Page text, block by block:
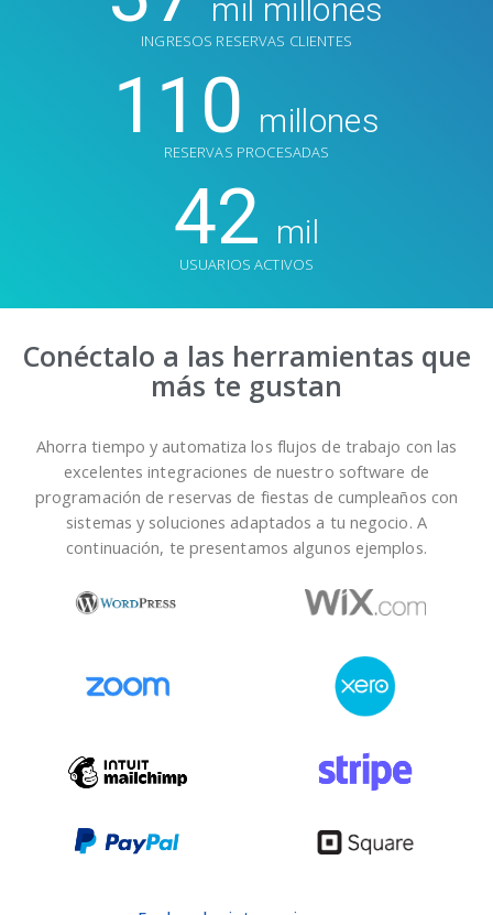
mil millones
INGRESOS RESERVAS CLIENTES
110 millones
RESERVAS PROCESADAS
42 mil
USUARIOS ACTIVOS
Conéctalo a las herramientas que
más te gustan
Ahorra tiempo y automatiza los flujos de trabajo con las
excelentes integraciones de nuestro software de
programación de reservas de fiestas de cumpleaños con
sistemas y soluciones adaptados a tu negocio. A
continuación, te presentamos algunos ejemplos.